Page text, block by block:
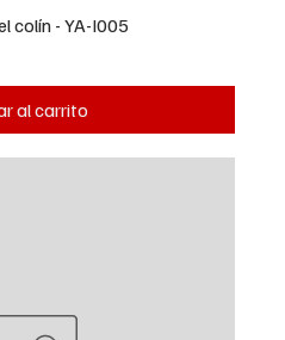
colín - YA-I005
al carrito